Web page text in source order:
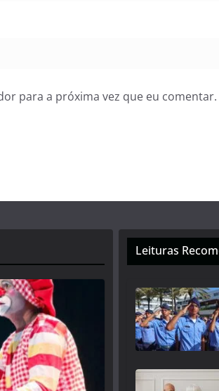
para a próxima vez que eu comentar.
Leituras